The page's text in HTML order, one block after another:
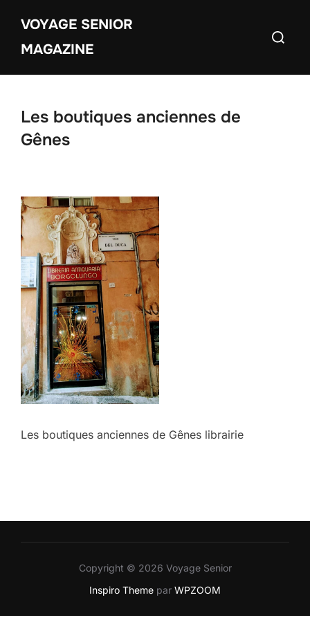
contenu
VOYAGE SENIOR
MAGAZINE
Les boutiques anciennes de
Gênes
Les boutiques anciennes de Gênes librairie
Copyright © 2026 Voyage Senior
Inspiro Theme par WPZOOM